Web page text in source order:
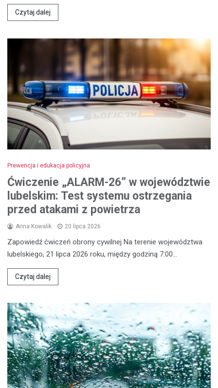
Czytaj dalej
Prewencja i edukacja policyjna
Ćwiczenie „ALARM-26” w województwie
lubelskim: Test systemu ostrzegania
przed atakami z powietrza
Anna Kowalik 20 lipca 2026
Zapowiedź ćwiczeń obrony cywilnej Na terenie województwa
lubelskiego, 21 lipca 2026 roku, między godziną 7:00…
Czytaj dalej